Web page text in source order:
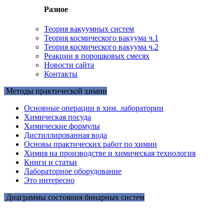
Разное
Теория вакуумных систем
Теория космического вакуума ч.1
Теория космического вакуума ч.2
Реакции в порошковых смесях
Новости сайта
Контакты
Методы практической химии
Основные операции в хим. лаборатории
Химическая посуда
Химические формулы
Дистиллированная вода
Основы практических работ по химии
Химия на производстве и химическая технология
Книги и статьи
Лабораторное оборудование
Это интересно
Диаграммы состояния бинарных систем